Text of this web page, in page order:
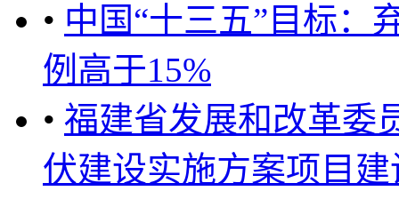
• 中国“十三五”目标：
例高于15%
• 福建省发展和改革委
伏建设实施方案项目